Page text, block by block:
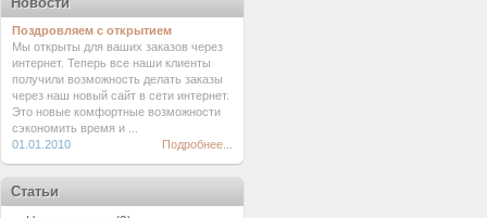
Поздровляем с открытием
Мы открыты для ваших заказов через
интернет. Теперь все наши клиенты
получили возможность делать заказы
через наш новый сайт в сети интернет.
Это новые комфортные возможности
сэкономить время и ...
01.01.2010
Подробнее...
Статьи